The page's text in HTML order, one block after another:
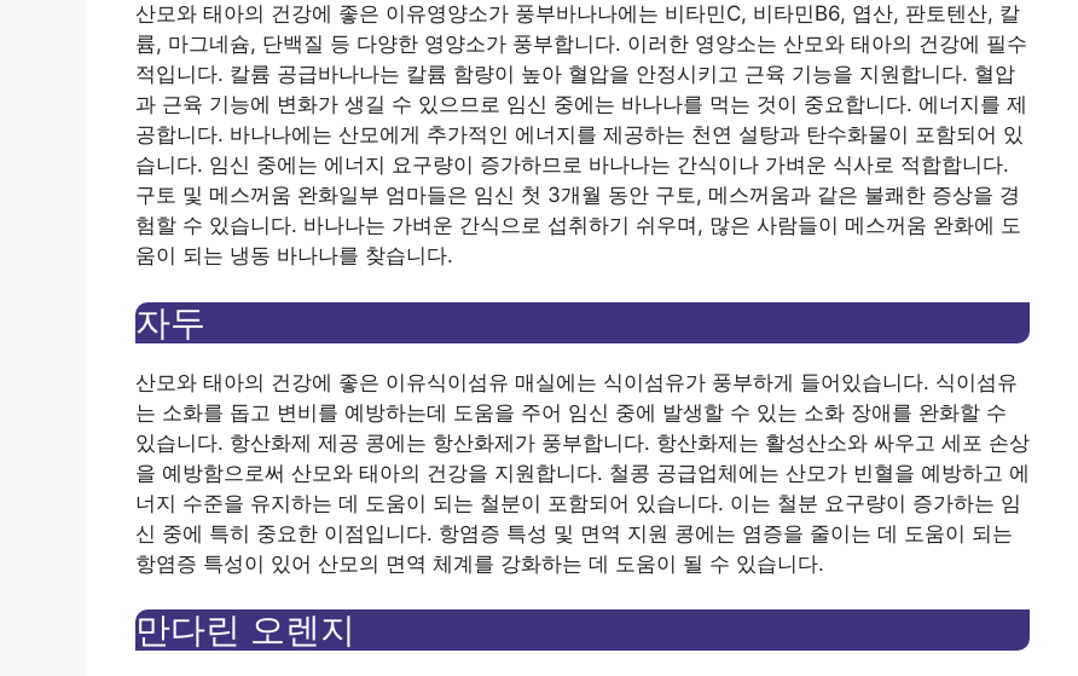
산모와 태아의 건강에 좋은 이유영양소가 풍부바나나에는 비타민C, 비타민B6, 엽산, 판토텐산, 칼
륨, 마그네슘, 단백질 등 다양한 영양소가 풍부합니다. 이러한 영양소는 산모와 태아의 건강에 필수
적입니다. 칼륨 공급바나나는 칼륨 함량이 높아 혈압을 안정시키고 근육 기능을 지원합니다. 혈압
과 근육 기능에 변화가 생길 수 있으므로 임신 중에는 바나나를 먹는 것이 중요합니다. 에너지를 제
공합니다. 바나나에는 산모에게 추가적인 에너지를 제공하는 천연 설탕과 탄수화물이 포함되어 있
습니다. 임신 중에는 에너지 요구량이 증가하므로 바나나는 간식이나 가벼운 식사로 적합합니다.
구토 및 메스꺼움 완화일부 엄마들은 임신 첫 3개월 동안 구토, 메스꺼움과 같은 불쾌한 증상을 경
험할 수 있습니다. 바나나는 가벼운 간식으로 섭취하기 쉬우며, 많은 사람들이 메스꺼움 완화에 도
움이 되는 냉동 바나나를 찾습니다.
자두
산모와 태아의 건강에 좋은 이유식이섬유 매실에는 식이섬유가 풍부하게 들어있습니다. 식이섬유
는 소화를 돕고 변비를 예방하는데 도움을 주어 임신 중에 발생할 수 있는 소화 장애를 완화할 수
있습니다. 항산화제 제공 콩에는 항산화제가 풍부합니다. 항산화제는 활성산소와 싸우고 세포 손상
을 예방함으로써 산모와 태아의 건강을 지원합니다. 철콩 공급업체에는 산모가 빈혈을 예방하고 에
너지 수준을 유지하는 데 도움이 되는 철분이 포함되어 있습니다. 이는 철분 요구량이 증가하는 임
신 중에 특히 중요한 이점입니다. 항염증 특성 및 면역 지원 콩에는 염증을 줄이는 데 도움이 되는
항염증 특성이 있어 산모의 면역 체계를 강화하는 데 도움이 될 수 있습니다.
만다린 오렌지